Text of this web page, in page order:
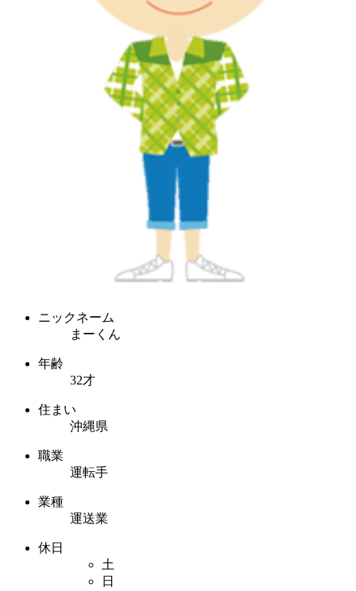
ニックネーム
まーくん
年齢
32才
住まい
沖縄県
職業
運転手
業種
運送業
休日
土
日